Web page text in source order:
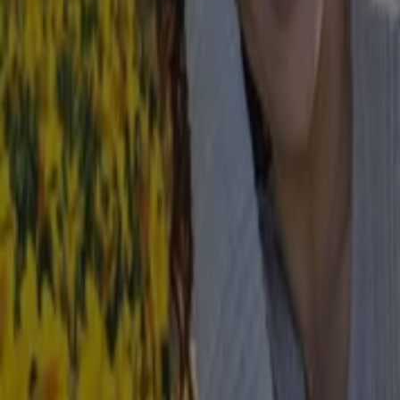
Wiener Feinbäcker
Schloßstraße 7, Dresden
Geschlossen
Heberer Bäcker
Schloßstraße 7, Dresden
64 m
Geschlossen